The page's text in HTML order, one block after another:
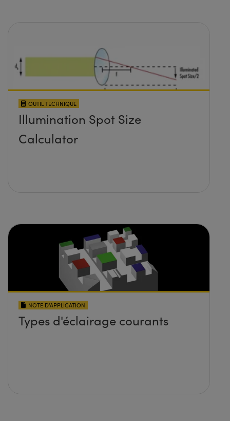
OUTIL TECHNIQUE
Illumination Spot Size
Calculator
NOTE D’APPLICATION
Types d'éclairage courants